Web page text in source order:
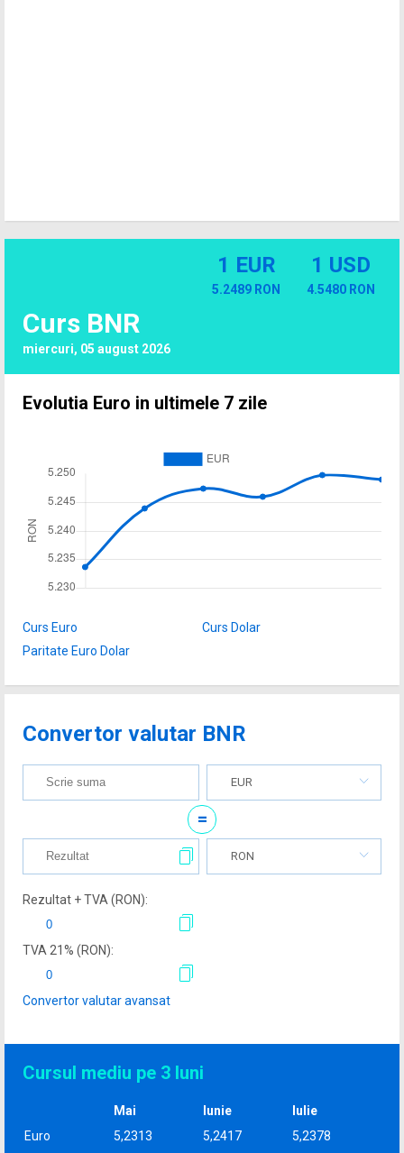
Curs BNR
miercuri, 05 august 2026
1 EUR
5.2489 RON
1 USD
4.5480 RON
Evolutia Euro in ultimele 7 zile
Curs Euro
Curs Dolar
Paritate Euro Dolar
Convertor valutar BNR
EUR
=
RON
Rezultat + TVA (RON):
TVA 21% (RON):
Convertor valutar avansat
Cursul mediu pe 3 luni
Mai Iunie
Iulie
Euro
5,2313 5,2417
5,2378